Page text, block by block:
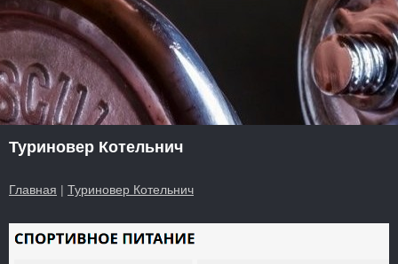
Туриновер Котельнич
Главная | Туриновер Котельнич